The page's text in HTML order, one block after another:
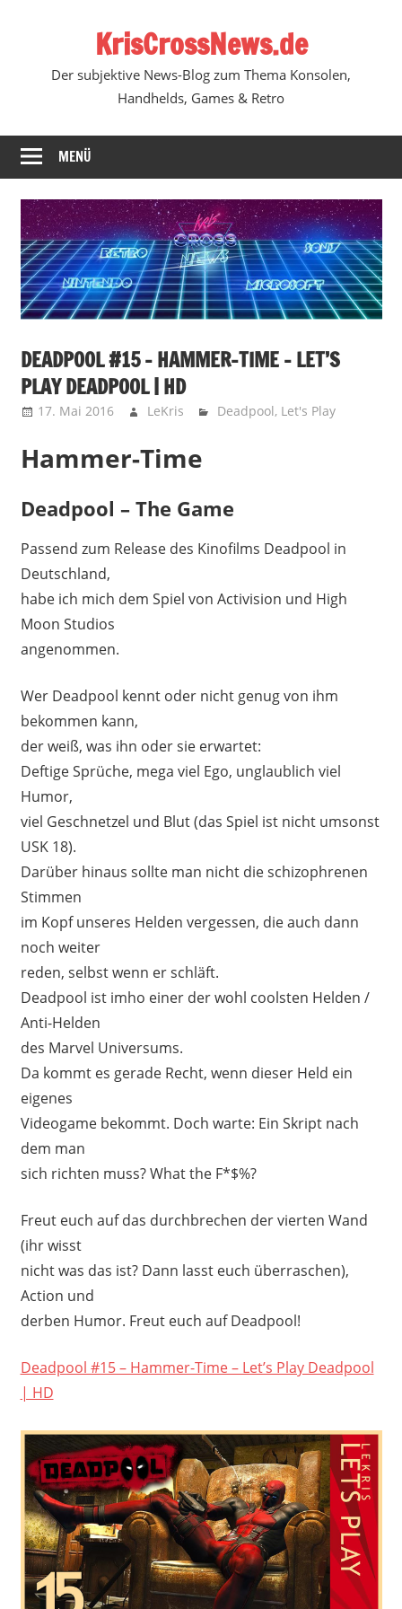
KrisCrossNews.de
Der subjektive News-Blog zum Thema Konsolen,
Handhelds, Games & Retro
MENÜ
DEADPOOL #15 – HAMMER-TIME – LET’S
PLAY DEADPOOL | HD
17. Mai 2016 LeKris Deadpool, Let's Play
Hammer-Time
Deadpool – The Game
Passend zum Release des Kinofilms Deadpool in
Deutschland,
habe ich mich dem Spiel von Activision und High
Moon Studios
angenommen.
Wer Deadpool kennt oder nicht genug von ihm
bekommen kann,
der weiß, was ihn oder sie erwartet:
Deftige Sprüche, mega viel Ego, unglaublich viel
Humor,
viel Geschnetzel und Blut (das Spiel ist nicht umsonst
USK 18).
Darüber hinaus sollte man nicht die schizophrenen
Stimmen
im Kopf unseres Helden vergessen, die auch dann
noch weiter
reden, selbst wenn er schläft.
Deadpool ist imho einer der wohl coolsten Helden /
Anti-Helden
des Marvel Universums.
Da kommt es gerade Recht, wenn dieser Held ein
eigenes
Videogame bekommt. Doch warte: Ein Skript nach
dem man
sich richten muss? What the F*$%?
Freut euch auf das durchbrechen der vierten Wand
(ihr wisst
nicht was das ist? Dann lasst euch überraschen),
Action und
derben Humor. Freut euch auf Deadpool!
Deadpool #15 – Hammer-Time – Let’s Play Deadpool
| HD